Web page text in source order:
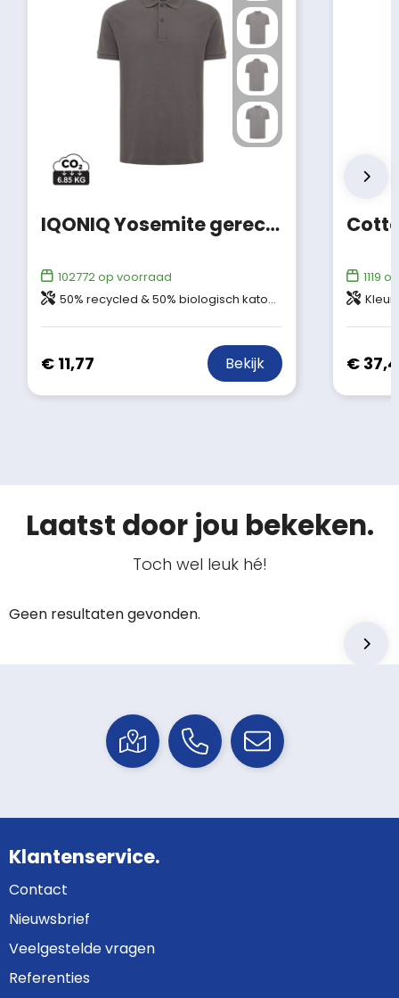
IQONIQ Yosemite gerecycled katoen pique polo
102772op voorraad
50% recycled & 50% biologisch katoen
€ 11,77 Bekijk
1119
Kleur 855 & 990:
€
Laatst door jou bekeken.
Toch wel leuk hé!
Geen resultaten gevonden.
Klantenservice.
Contact
Nieuwsbrief
Veelgestelde vragen
Referenties